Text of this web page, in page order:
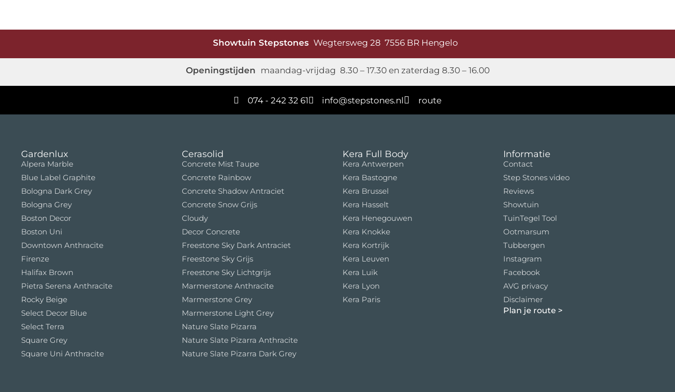
Showtuin Stepstones Wegtersweg 28 7556 BR Hengelo
Openingstijden maandag-vrijdag 8.30 – 17.30 en zaterdag 8.30 – 16.00
074 - 242 32 61 info@stepstones.nl route
Gardenlux
Alpera Marble
Blue Label Graphite
Bologna Dark Grey
Bologna Grey
Boston Decor
Boston Uni
Downtown Anthracite
Firenze
Halifax Brown
Pietra Serena Anthracite
Rocky Beige
Select Decor Blue
Select Terra
Square Grey
Square Uni Anthracite
Cerasolid
Concrete Mist Taupe
Concrete Rainbow
Concrete Shadow Antraciet
Concrete Snow Grijs
Cloudy
Decor Concrete
Freestone Sky Dark Antraciet
Freestone Sky Grijs
Freestone Sky Lichtgrijs
Marmerstone Anthracite
Marmerstone Grey
Marmerstone Light Grey
Nature Slate Pizarra
Nature Slate Pizarra Anthracite
Nature Slate Pizarra Dark Grey
Kera Full Body
Kera Antwerpen
Kera Bastogne
Kera Brussel
Kera Hasselt
Kera Henegouwen
Kera Knokke
Kera Kortrijk
Kera Leuven
Kera Luik
Kera Lyon
Kera Paris
Informatie
Contact
Step Stones video
Reviews
Showtuin
TuinTegel Tool
Ootmarsum
Tubbergen
Instagram
Facebook
AVG privacy
Disclaimer
Plan je route >